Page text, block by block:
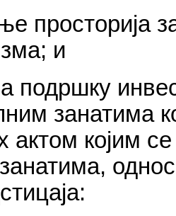
просторија
и
подршку
занатима
актом којим